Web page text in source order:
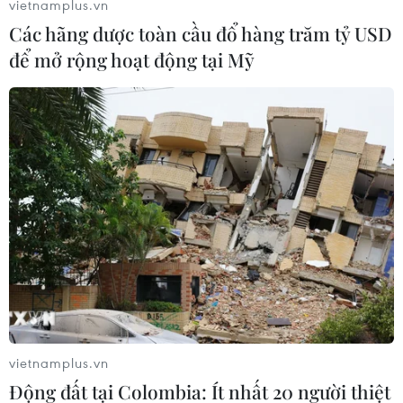
#Apple #Doanh thu #Lợi nhuận
#Năm tài chính
Anh
Áo
Theo dõi VietnamPlus
vietnamplus.vn
Các hãng dược toàn cầu đổ hàng trăm tỷ USD
để mở rộng hoạt động tại Mỹ
vietnamplus.vn
Động đất tại Colombia: Ít nhất 20 người thiệt